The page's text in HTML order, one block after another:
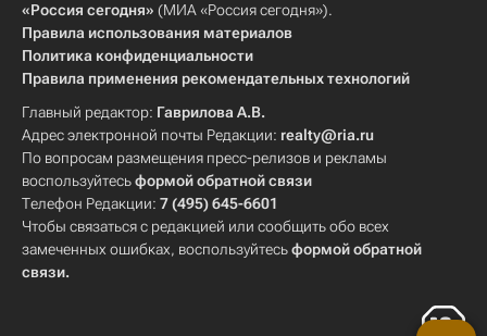
«Россия сегодня» (МИА «Россия сегодня»).
Правила использования материалов
Политика конфиденциальности
Правила применения рекомендательных технологий
Главный редактор: Гаврилова А.В.
Адрес электронной почты Редакции: realty@ria.ru
По вопросам размещения пресс-релизов и рекламы
воспользуйтесьформой обратной связи
Телефон Редакции: 7 (495) 645-6601
Чтобы связаться с редакцией или сообщить обо всех
замеченных ошибках, воспользуйтесьформой обратной
связи.